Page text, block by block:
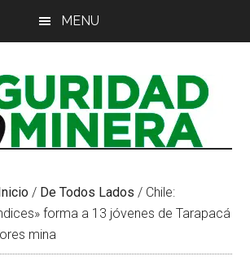
MENU
/ De Todos Lados / Chile:
forma a 13 jóvenes de Tarapacá
mina